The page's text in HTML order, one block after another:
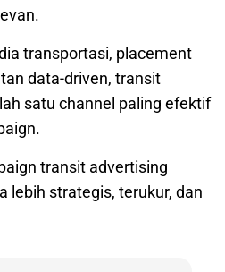
transportasi, placement
data-driven, transit
satu channel paling efektif
transit advertising
lebih strategis, terukur, dan